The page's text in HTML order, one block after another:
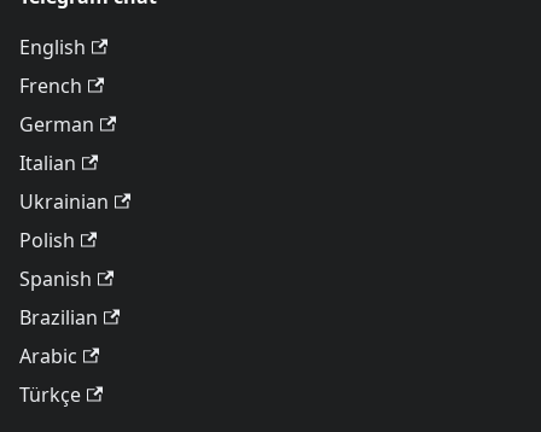
English
French
German
Italian
Ukrainian
Polish
Spanish
Brazilian
Arabic
Türkçe